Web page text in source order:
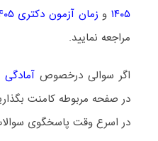
۱۴۰۵ و زمان آزمون دکتری ۱۴۰۵
مراجعه نمایید.
اگر سوالی درخصوص
در صفحه مربوطه کامنت
در اسرع وقت پاسخگوی